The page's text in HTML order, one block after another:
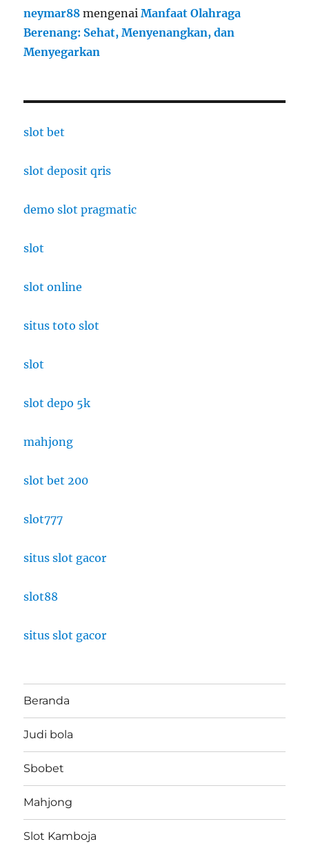
neymar88 mengenaiManfaat Olahraga
Berenang: Sehat, Menyenangkan, dan
Menyegarkan
slot bet
slot deposit qris
demo slot pragmatic
slot
slot online
situs toto slot
slot
slot depo 5k
mahjong
slot bet 200
slot777
situs slot gacor
slot88
situs slot gacor
Beranda
Judi bola
Sbobet
Mahjong
Slot Kamboja